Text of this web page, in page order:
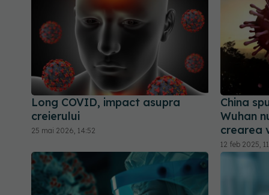
Long COVID, impact asupra
creierului
25 mai 2026, 14:52
China
Wuhan
crearea
12 feb 2025,